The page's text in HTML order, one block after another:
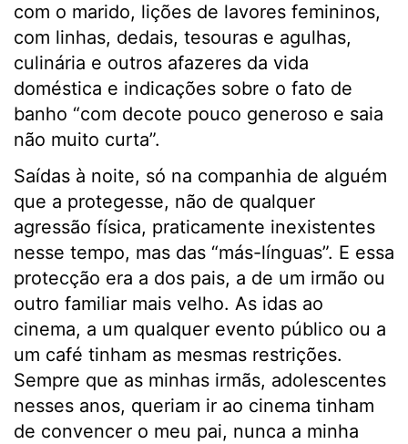
com o marido, lições de lavores femininos,
com linhas, dedais, tesouras e agulhas,
culinária e outros afazeres da vida
doméstica e indicações sobre o fato de
banho “com decote pouco generoso e saia
não muito curta”.
Saídas à noite, só na companhia de alguém
que a protegesse, não de qualquer
agressão física, praticamente inexistentes
nesse tempo, mas das “más-línguas”. E essa
protecção era a dos pais, a de um irmão ou
outro familiar mais velho. As idas ao
cinema, a um qualquer evento público ou a
um café tinham as mesmas restrições.
Sempre que as minhas irmãs, adolescentes
nesses anos, queriam ir ao cinema tinham
de convencer o meu pai, nunca a minha